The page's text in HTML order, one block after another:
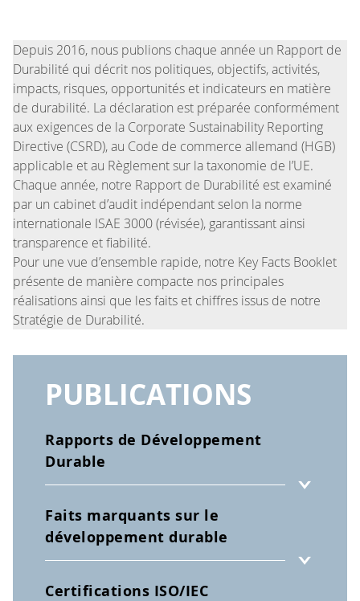
Depuis 2016, nous publions chaque année un Rapport de
Durabilité qui décrit nos politiques, objectifs, activités,
impacts, risques, opportunités et indicateurs en matière
de durabilité. La déclaration est préparée conformément
aux exigences de la Corporate Sustainability Reporting
Directive (CSRD), au Code de commerce allemand (HGB)
applicable et au Règlement sur la taxonomie de l’UE.
Chaque année, notre Rapport de Durabilité est examiné
par un cabinet d’audit indépendant selon la norme
internationale ISAE 3000 (révisée), garantissant ainsi
transparence et fiabilité.
Pour une vue d’ensemble rapide, notre Key Facts Booklet
présente de manière compacte nos principales
réalisations ainsi que les faits et chiffres issus de notre
Stratégie de Durabilité.
PUBLICATIONS
Rapports de Développement
Durable
Faits marquants sur le
développement durable
Certifications ISO/IEC